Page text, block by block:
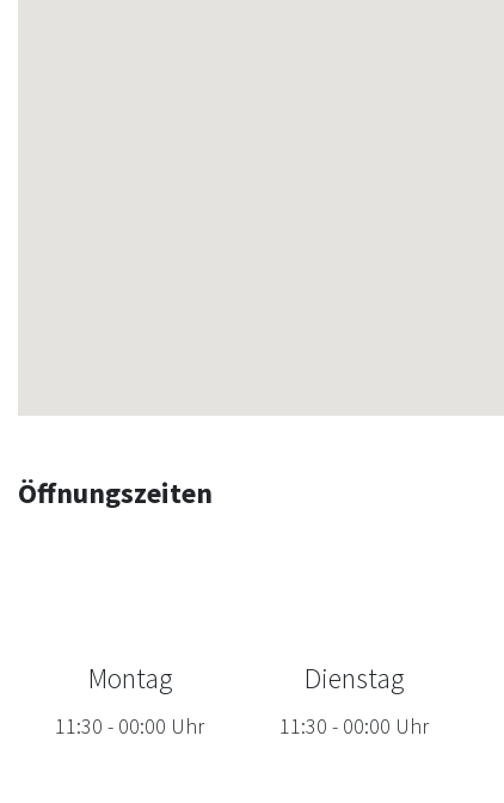
Öffnungszeiten
Montag
11:30 - 00:00 Uhr
Dienstag
11:30 - 00:00 Uhr